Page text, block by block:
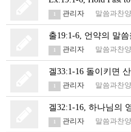
관리자 말씀과찬양
출19:1-6, 언약의 말
관리자 말씀과찬양
겔33:1-16 돌이키면
관리자 말씀과찬양
겔32:1-16, 하나님의
관리자 말씀과찬양